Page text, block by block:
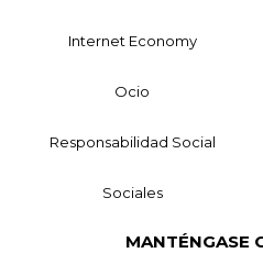
Internet Economy
Ocio
Responsabilidad Social
Sociales
MANTÉNGASE